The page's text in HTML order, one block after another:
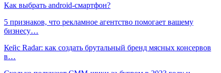
Как выбрать android-смартфон?
5 признаков, что рекламное агентство помогает вашему
бизнесу…
Кейс Radar: как создать брутальный бренд мясных консервов
в…